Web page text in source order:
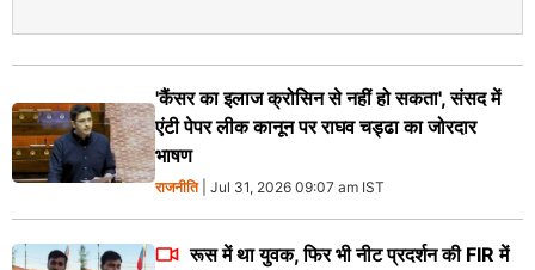
'कैंसर का इलाज क्रोसिन से नहीं हो सकता', संसद में
एंटी पेपर लीक कानून पर राघव चड्ढा का जोरदार
भाषण
राजनीति| Jul 31, 2026 09:07 am IST
रूस में था युवक, फिर भी नीट प्रदर्शन की FIR में